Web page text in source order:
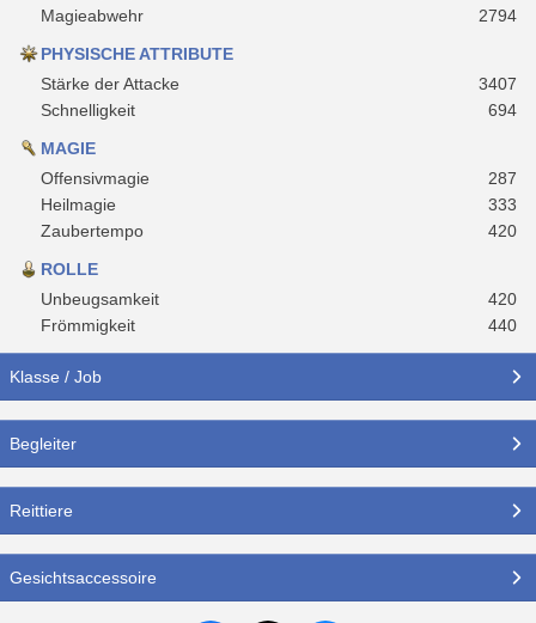
Magieabwehr
2794
PHYSISCHE ATTRIBUTE
Stärke der Attacke
3407
Schnelligkeit
694
MAGIE
Offensivmagie
287
Heilmagie
333
Zaubertempo
420
ROLLE
Unbeugsamkeit
420
Frömmigkeit
440
Klasse / Job
Begleiter
Reittiere
Gesichtsaccessoire